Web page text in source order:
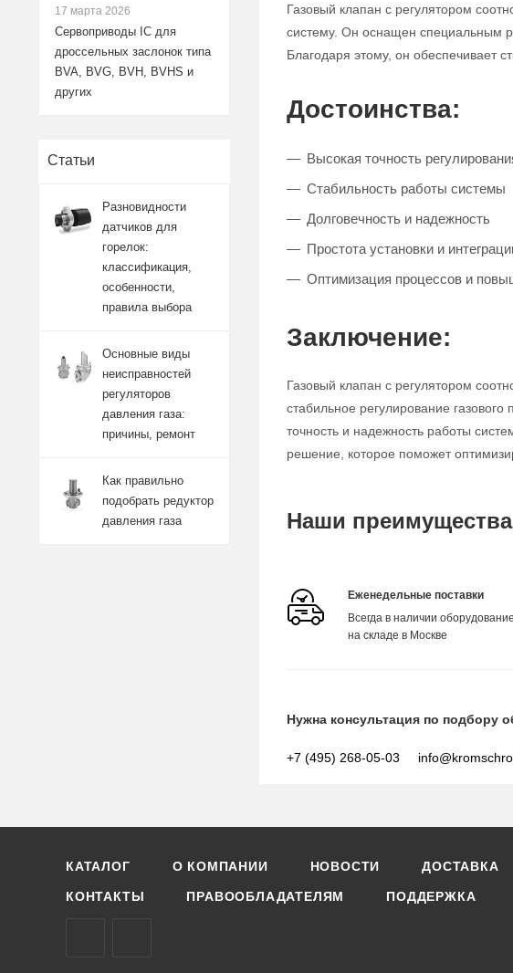
Газовый клапан с регулятором
систему. Он оснащен специальным
Благодаря этому, он обеспечивает
Достоинства:
Высокая точность
Стабильность работы системы
Долговечность и надежность
Простота установки и
Оптимизация процессов и
Заключение:
Газовый клапан с регулятором
стабильное регулирование
точность и надежность работы
решение, которое поможет
Наши преимущества
Еженедельные поставки
Всегда в наличии оборудование
на складе в Москве
Нужна консультация по подбору
+7 (495) 268-05-03
17 марта 2026
Сервоприводы IC для
дроссельных заслонок типа
BVA, BVG, BVH, BVHS и
других
Статьи
Разновидности
датчиков для
горелок:
классификация,
особенности,
правила выбора
Основные виды
неисправностей
регуляторов
давления газа:
причины, ремонт
Как правильно
подобрать редуктор
давления газа
КАТАЛОГ О КОМПАНИИ НОВОСТИ ДОСТАВКА
КОНТАКТЫ ПРАВООБЛАДАТЕЛЯМ ПОДДЕРЖКА